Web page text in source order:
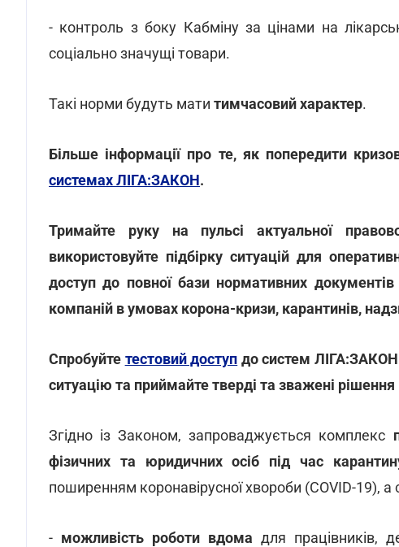
- контроль з боку Кабміну за цінами на
соціально значущі товари.
Такі норми будуть мати тимчасовий характер.
Більше інформації про те, як попередити
системах ЛІГА:ЗАКОН.
Тримайте руку на пульсі актуальної
використовуйте підбірку ситуацій для
доступ до повної бази нормативних
компаній в умовах корона-кризи, карантинів,
Спробуйте тестовий доступ до систем ЛІГА:ЗАКОН
ситуацію та приймайте тверді та зважені рішення
Згідно із Законом, запроваджується комплекс
фізичних та юридичних осіб під час
поширенням коронавірусної хвороби (COVID-19), а
- можливість роботи вдома для працівників,